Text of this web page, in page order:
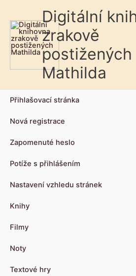
Digitální
zrakově
postižených
Mathilda
Přihlašovací stránka
Nová registrace
Zapomenuté heslo
Potíže s přihlášením
Nastavení vzhledu stránek
Knihy
Filmy
Noty
Textové hry